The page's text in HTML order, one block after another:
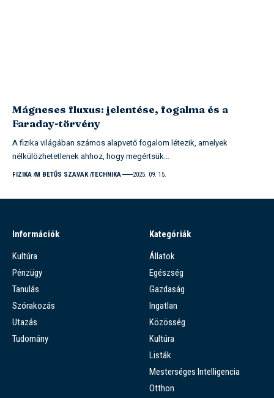
Mágneses fluxus: jelentése, fogalma és a
Faraday-törvény
A fizika világában számos alapvető fogalom létezik, amelyek
nélkülözhetetlenek ahhoz, hogy megértsük…
FIZIKA M BETŰS SZAVAK TECHNIKA 2025. 09. 15.
Információk
Kultúra
Pénzügy
Tanulás
Szórakozás
Utazás
Tudomány
Kategóriák
Állatok
Egészség
Gazdaság
Ingatlan
Közösség
Kultúra
Listák
Mesterséges Intelligencia
Otthon